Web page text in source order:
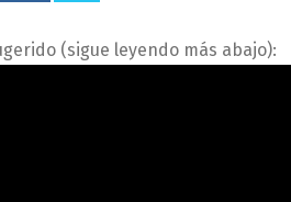
(sigue leyendo más abajo):